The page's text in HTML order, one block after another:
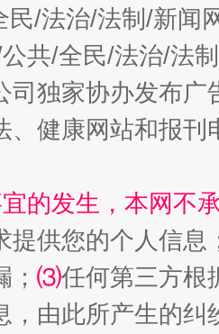
民/法治/法制/新闻
共/全民/法治/法
司独家协办发布
、健康网站和报
的发生，本网不
提供您的个人信息
⑶任何第三方根
，由此所产生的纠